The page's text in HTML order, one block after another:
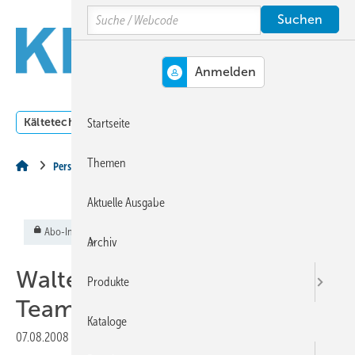
Hauptinhalt
Hauptmenü
SiteSearch
Kältetechnik Klimatechnik
Personalien
Abo-Inhalt
Walter Meier → verstärkt
Team in Bayern
07.08.2008
Search
Startseite
Themen
Aktuelle Ausgabe
Archiv
Produkte
Kataloge